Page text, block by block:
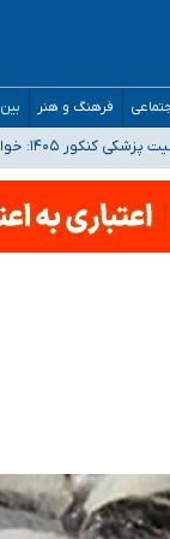
فرهنگ و هنر
اما هنوز پاسخ مشخصی نگرفته‌ایم
فرماندهی صحنه
و کرمان بالاتر